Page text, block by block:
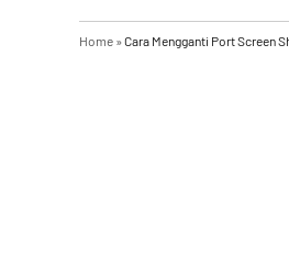
Home »Cara Mengganti Port Screen